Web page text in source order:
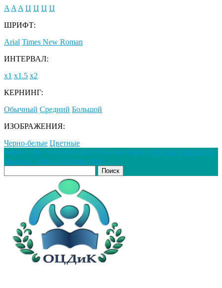
A A A Ц Ц Ц Ц
ШРИФТ:
Arial Times New Roman
ИНТЕРВАЛ:
х1 х1.5 х2
КЕРНИНГ:
Обычный Средний Большой
ИЗОБРАЖЕНИЯ:
Черно-белые Цветные
Версия для слабовидящих Обычная версия Прием обращений
граждан Запись на комиссию